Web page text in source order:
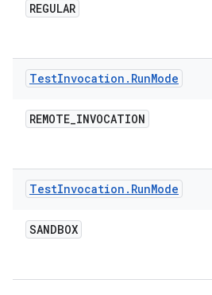
REGULAR
TestInvocation . RunMode
REMOTE_INVOCATION
TestInvocation . RunMode
SANDBOX